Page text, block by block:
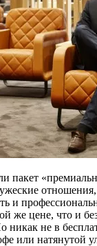
пакет
и
же цене, что и
никак не в
или натянутой